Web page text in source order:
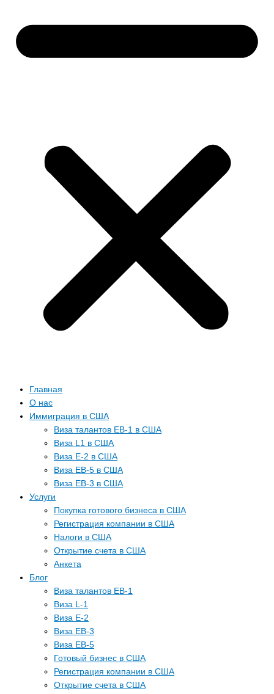
Главная
О нас
Иммиграция в США
Виза талантов EB-1 в США
Виза L1 в США
Виза E-2 в США
Виза EB-5 в США
Виза EB-3 в США
Услуги
Покупка готового бизнеса в США
Регистрация компании в США
Налоги в США
Открытие счета в США
Анкета
Блог
Виза талантов EB-1
Виза L-1
Виза E-2
Виза EB-3
Виза EB-5
Готовый бизнес в США
Регистрация компании в США
Открытие счета в США